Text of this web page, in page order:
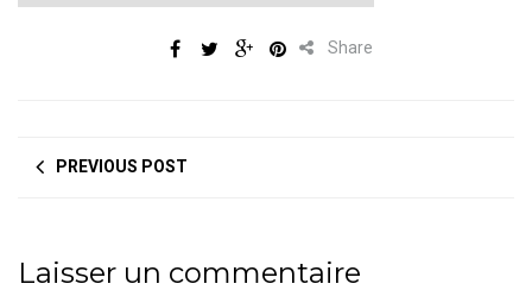
Share
PREVIOUS POST
Laisser un commentaire